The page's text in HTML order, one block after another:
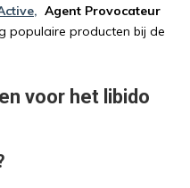
Agent Provocateur
populaire producten bij de
voor het libido